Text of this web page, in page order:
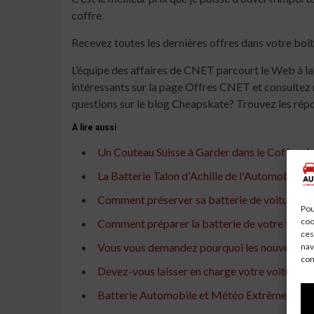
coffre.
Recevez toutes les dernières offres dans votre
L’équipe des affaires de CNET parcourt le Web à
intéressants sur la page Offres CNET et
questions sur le blog Cheapskate? Trouvez les
À lire aussi
Un Couteau Suisse à Garder dans le Coffre
La Batterie Talon d'Achille de l'Automobile
Comment préserver sa batterie de voiture
Comment préparer la batterie de votre
Vous vous demandez pourquoi les
Devez-vous laisser en charge votre voiture
Batterie Automobile et Météo Extrême : Les